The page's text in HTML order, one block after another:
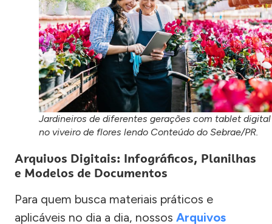
Jardineiros de diferentes gerações com tablet digital
no viveiro de flores lendo Conteúdo do Sebrae/PR.
Arquivos Digitais: Infográficos, Planilhas
e Modelos de Documentos
Para quem busca materiais práticos e
aplicáveis no dia a dia, nossos Arquivos